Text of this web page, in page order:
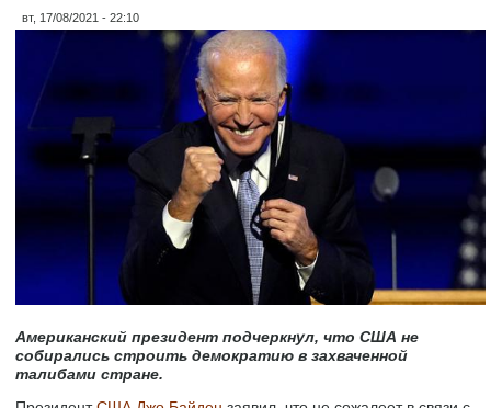
вт, 17/08/2021 - 22:10
Американский президент подчеркнул, что США не
собирались строить демократию в захваченной
талибами стране.